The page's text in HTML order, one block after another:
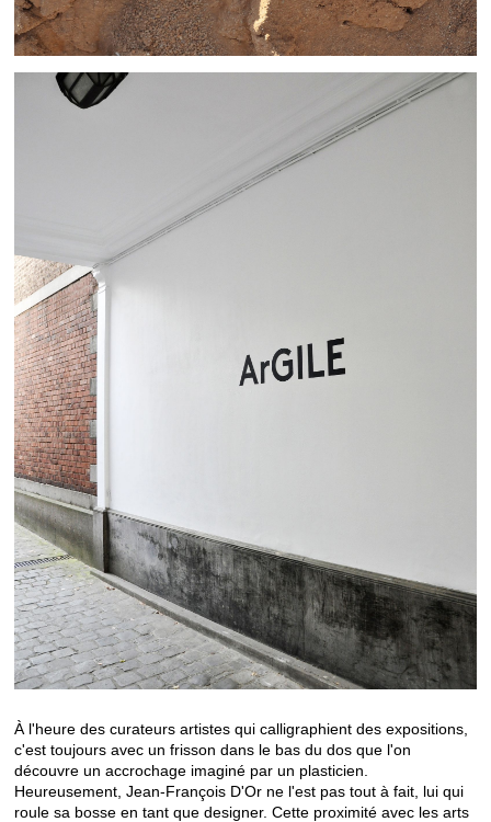
À l'heure des curateurs artistes qui calligraphient des expositions,
c'est toujours avec un frisson dans le bas du dos que l'on
découvre un accrochage imaginé par un plasticien.
Heureusement, Jean-François D'Or ne l'est pas tout à fait, lui qui
roule sa bosse en tant que designer. Cette proximité avec les arts